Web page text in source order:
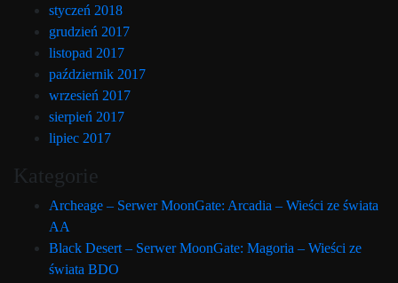
styczeń 2018
grudzień 2017
listopad 2017
październik 2017
wrzesień 2017
sierpień 2017
lipiec 2017
Kategorie
Archeage – Serwer MoonGate: Arcadia – Wieści ze świata
AA
Black Desert – Serwer MoonGate: Magoria – Wieści ze
świata BDO